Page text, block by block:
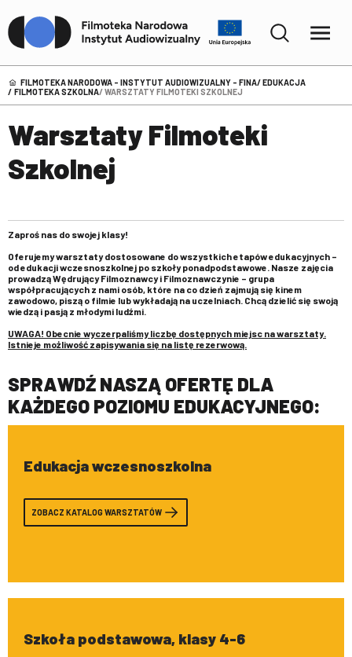
FILMOTEKA NARODOWA – INSTYTUT AUDIOWIZUALNY - FINA EDUKACJA
FILMOTEKA SZKOLNA WARSZTATY FILMOTEKI SZKOLNEJ
Warsztaty Filmoteki
Szkolnej
Zaproś nas do swojej klasy!
Oferujemy warsztaty dostosowane do wszystkich etapów edukacyjnych –
od edukacji wczesnoszkolnej po szkoły ponadpodstawowe. Nasze zajęcia
prowadzą Wędrujący Filmoznawcy i Filmoznawczynie – grupa
współpracujących z nami osób, które na co dzień zajmują się kinem
zawodowo, piszą o filmie lub wykładają na uczelniach. Chcą dzielić się swoją
wiedzą i pasją z młodymi ludźmi.
UWAGA! Obecnie wyczerpaliśmy liczbę dostępnych miejsc na warsztaty.
Istnieje możliwość zapisywania się na listę rezerwową.
SPRAWDŹ NASZĄ OFERTĘ DLA
KAŻDEGO POZIOMU EDUKACYJNEGO:
Edukacja wczesnoszkolna
ZOBACZ KATALOG WARSZTATÓW
Szkoła podstawowa, klasy 4-6